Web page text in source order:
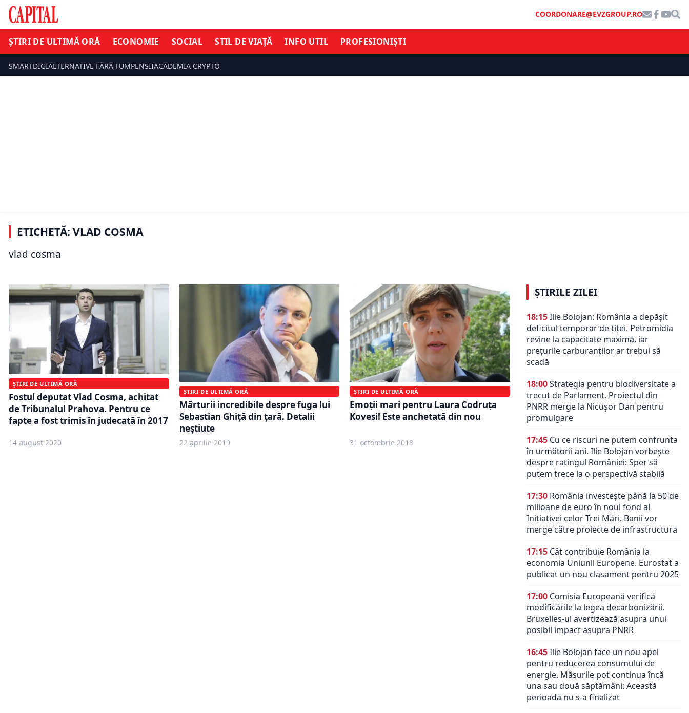
COORDONARE@EVZGROUP.RO
ȘTIRI DE ULTIMĂ ORĂ ECONOMIE SOCIAL STIL DE VIAȚĂ INFO UTIL PROFESIONIȘTI
SMARTDIGIALTERNATIVE FĂRĂ FUMPENSIIACADEMIA CRYPTO
ETICHETĂ: VLAD COSMA
vlad cosma
ȘTIRI DE ULTIMĂ ORĂ
Mircea Cosma şi Vlad Cosma scapă
de închisoarea cu executare.
ȘTIRI DE ULTIMĂ ORĂ
Fostul deputat Vlad Cosma, achitat
de Tribunalul Prahova. Pentru ce
fapte a fost trimis în judecată în 2017
14 august 2020
ȘTIRI DE ULTIMĂ ORĂ
Mărturii incredibile despre fuga lui
Sebastian Ghiță din țară. Detalii
neștiute
22 aprilie 2019
ȘTIRI DE ULTIMĂ ORĂ
Emoţii mari pentru Laura Codruţa
Kovesi! Este anchetată din nou
31 octombrie 2018
ȘTIRILE ZILEI
18:15Ilie Bolojan: România a depășit
deficitul temporar de țiței. Petromidia
revine la capacitate maximă, iar
prețurile carburanților ar trebui să
scadă
18:00Strategia pentru biodiversitate a
trecut de Parlament. Proiectul din
PNRR merge la Nicușor Dan pentru
promulgare
17:45 Cu ce riscuri ne putem confrunta
în următorii ani. Ilie Bolojan vorbește
despre ratingul României: Sper să
putem trece la o perspectivă stabilă
17:30 România investește până la 50 de
milioane de euro în noul fond al
Inițiativei celor Trei Mări. Banii vor
merge către proiecte de infrastructură
17:15 Cât contribuie România la
economia Uniunii Europene. Eurostat a
publicat un nou clasament pentru 2025
17:00 Comisia Europeană verifică
modificările la legea decarbonizării.
Bruxelles-ul avertizează asupra unui
posibil impact asupra PNRR
16:45Ilie Bolojan face un nou apel
pentru reducerea consumului de
energie. Măsurile pot continua încă
una sau două săptămâni: Această
perioadă nu s-a finalizat